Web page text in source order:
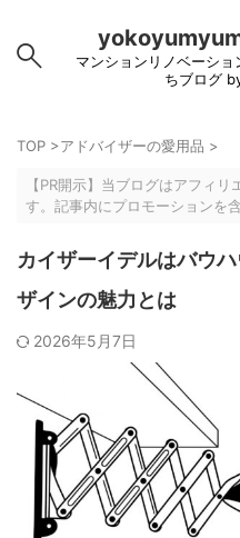
マンションリノベーシ
ちブログ
TOP >アドバイザーの愛用品 >
【PR開示】当ブログはアフィ
す。記事内にプロモーションを
カイザーイデルはバウ
ザインの魅力とは
2026年5月7日